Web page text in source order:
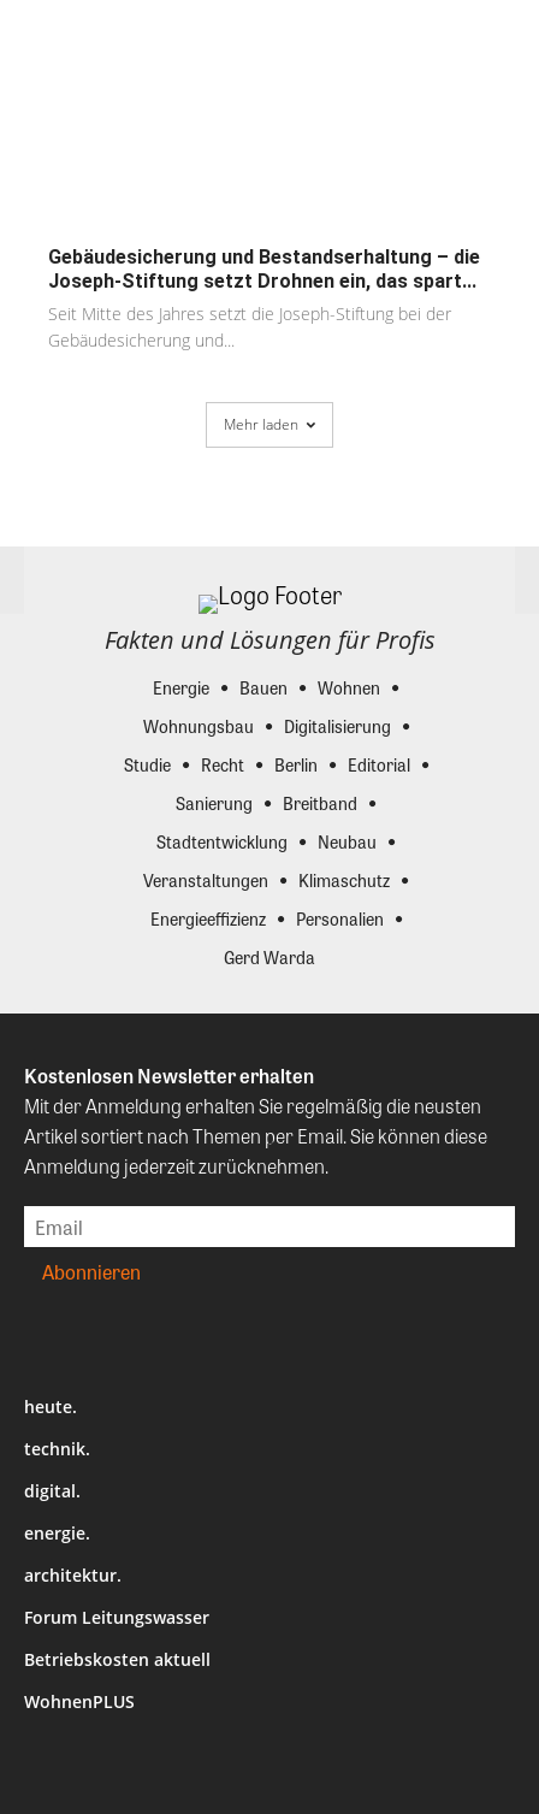
Gebäudesicherung und Bestandserhaltung – die
Joseph-Stiftung setzt Drohnen ein, das spart...
Seit Mitte des Jahres setzt die Joseph-Stiftung bei der
Gebäudesicherung und...
Mehr laden
Fakten und Lösungen für Profis
Energie Bauen
Wohnen
Wohnungsbau
Digitalisierung
Studie
Recht Berlin
Editorial
Sanierung
Breitband
Stadtentwicklung
Neubau
Veranstaltungen
Klimaschutz
Energieeffizienz
Personalien
Gerd Warda
Kostenlosen Newsletter erhalten
Mit der Anmeldung erhalten Sie regelmäßig die neusten
Artikel sortiert nach Themen per Email. Sie können diese
Anmeldung jederzeit zurücknehmen.
heute.
technik.
digital.
energie.
architektur.
Forum Leitungswasser
Betriebskosten aktuell
WohnenPLUS